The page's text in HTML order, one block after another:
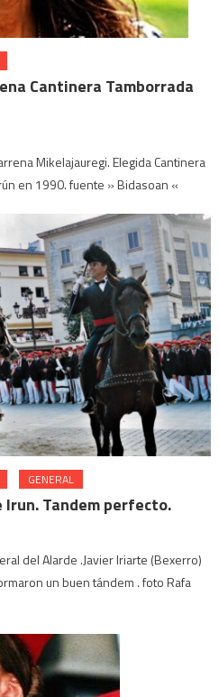
Cantinera Tamborrada
Mikelajauregi. Elegida Cantinera
en 1990. fuente » Bidasoan «
GENERAL
Irun. Tandem perfecto.
del Alarde .Javier Iriarte (Bexerro)
un buen tándem . foto Rafa